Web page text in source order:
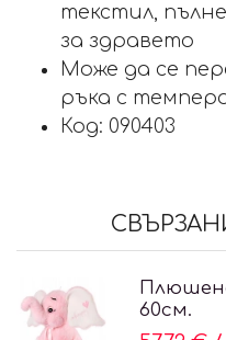
текстил,
за здравето
Може да се
ръка с
Код: 090403
60см.